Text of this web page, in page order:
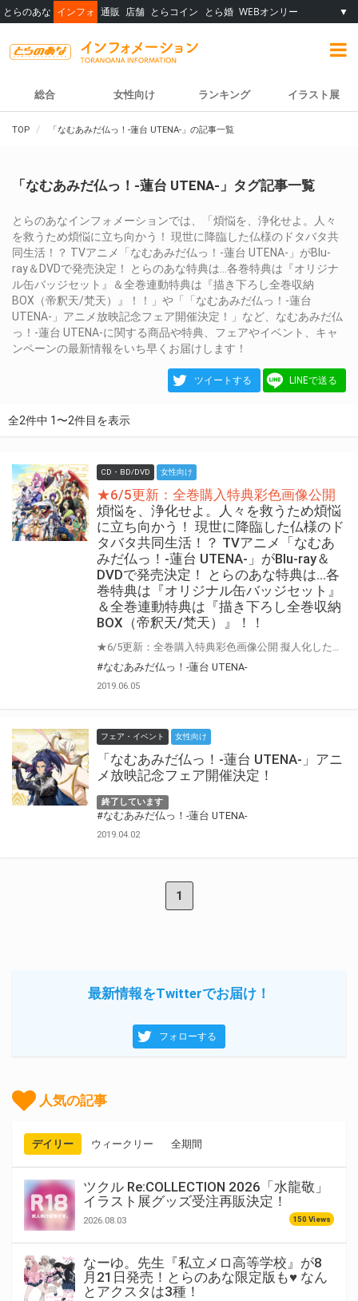
とらのあな インフォ 通販 店舗 とらコイン とら婚 WEBオンリー ▼
総合 女性向け ランキング イラスト展
TOP 「なむあみだ仏っ！-蓮台 UTENA-」の記事一覧
「なむあみだ仏っ！-蓮台 UTENA-」タグ記事一覧
とらのあなインフォメーションでは、「煩悩を、浄化せよ。人々
を救うため煩悩に立ち向かう！ 現世に降臨した仏様のドタバタ共
同生活！？ TVアニメ「なむあみだ仏っ！-蓮台 UTENA-」がBlu-
ray＆DVDで発売決定！ とらのあな特典は…各巻特典は『オリジナ
ル缶バッジセット』＆全巻連動特典は『描き下ろし全巻収納
BOX（帝釈天/梵天）』！！」や「「なむあみだ仏っ！-蓮台
UTENA-」アニメ放映記念フェア開催決定！」など、なむあみだ仏
っ！-蓮台 UTENA-に関する商品や特典、フェアやイベント、キャ
ンペーンの最新情報をいち早くお届けします！
ツイートする LINEで送る
全2件中 1〜2件目を表示
CD・BD/DVD 女性向け
★6/5更新：全巻購入特典彩色画像公開
煩悩を、浄化せよ。人々を救うため煩悩
に立ち向かう！ 現世に降臨した仏様のド
タバタ共同生活！？ TVアニメ「なむあ
みだ仏っ！-蓮台 UTENA-」がBlu-ray＆
DVDで発売決定！ とらのあな特典は…各
巻特典は『オリジナル缶バッジセット』
＆全巻連動特典は『描き下ろし全巻収納
BOX（帝釈天/梵天）』！！
#なむあみだ仏っ！-蓮台 UTENA-
2019.06.05
フェア・イベント 女性向け
「なむあみだ仏っ！-蓮台 UTENA-」アニ
メ放映記念フェア開催決定！
終了しています
#なむあみだ仏っ！-蓮台 UTENA-
2019.04.02
1
最新情報をTwitterでお届け！
フォローする
人気の記事
デイリー ウィークリー 全期間
ツクル Re:COLLECTION 2026「水龍敬」
イラスト展グッズ受注再販決定！
2026.08.03 150 Views
なーゆ。先生『私立メロ高等学校』が8
月21日発売！とらのあな限定版も♥ なん
とアクスタは3種！